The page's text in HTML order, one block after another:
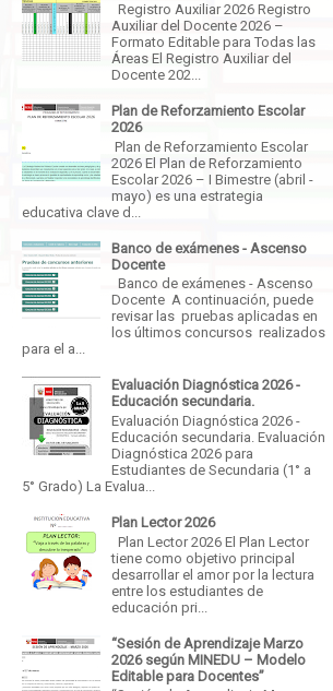
Registro Auxiliar 2026 Registro
Auxiliar del Docente 2026 –
Formato Editable para Todas las
Áreas El Registro Auxiliar del
Docente 202...
Plan de Reforzamiento Escolar
2026
Plan de Reforzamiento Escolar
2026 El Plan de Reforzamiento
Escolar 2026 – I Bimestre (abril -
mayo) es una estrategia
educativa clave d...
Banco de exámenes - Ascenso
Docente
Banco de exámenes - Ascenso
Docente A continuación, puede
revisar las pruebas aplicadas en
los últimos concursos realizados
para el a...
Evaluación Diagnóstica 2026 -
Educación secundaria.
Evaluación Diagnóstica 2026 -
Educación secundaria. Evaluación
Diagnóstica 2026 para
Estudiantes de Secundaria (1° a
5° Grado) La Evalua...
Plan Lector 2026
Plan Lector 2026 El Plan Lector
tiene como objetivo principal
desarrollar el amor por la lectura
entre los estudiantes de
educación pri...
“Sesión de Aprendizaje Marzo
2026 según MINEDU – Modelo
Editable para Docentes”